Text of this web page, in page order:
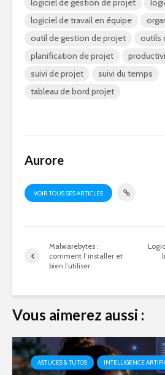
logiciel de gestion de projet
logiciel de travail en équipe
outil de gestion de projet
outils
planification de projet
suivi de projet
suivi du temps
tableau de bord projet
Aurore
VOIR TOUS SES ARTICLES
Malwarebytes :
comment l’installer et
bien l’utiliser
Vous aimerez aussi :
ASTUCES & TUTOS INTELLIGENCE